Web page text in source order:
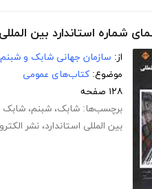
شماره استاندارد بین
از: سازمان جهانی شابک و شبنم
موضوع: کتاب‌های عمومی
۱۲۸ صفحه
برچسب‌ها: شابک، شبنم،
بین المللی استاندارد، نشر